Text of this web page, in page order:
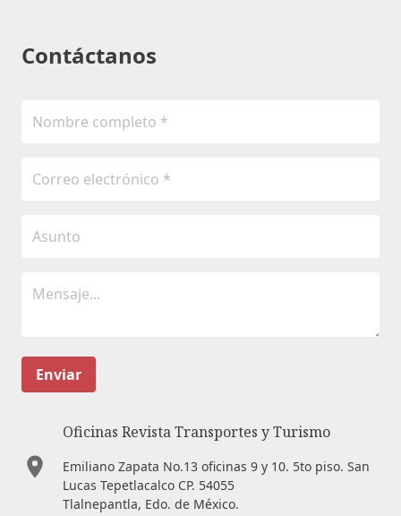
Contáctanos
Enviar
Oficinas Revista Transportes y Turismo
Emiliano Zapata No.13 oficinas 9 y 10. 5to piso. San
Lucas Tepetlacalco CP. 54055
Tlalnepantla, Edo. de México.